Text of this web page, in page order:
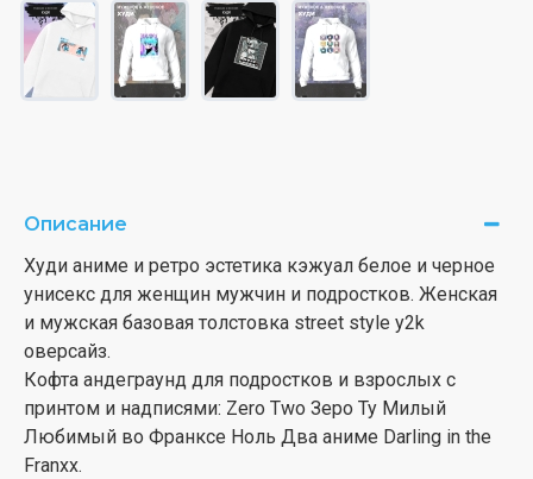
Описание
Худи аниме и ретро эстетика кэжуал белое и черное
унисекс для женщин мужчин и подростков. Женская
и мужская базовая толстовка street style y2k
оверсайз.
Кофта андеграунд для подростков и взрослых с
принтом и надписями: Zero Two Зеро Ту Милый
Любимый во Франксе Ноль Два аниме Darling in the
Franxx.